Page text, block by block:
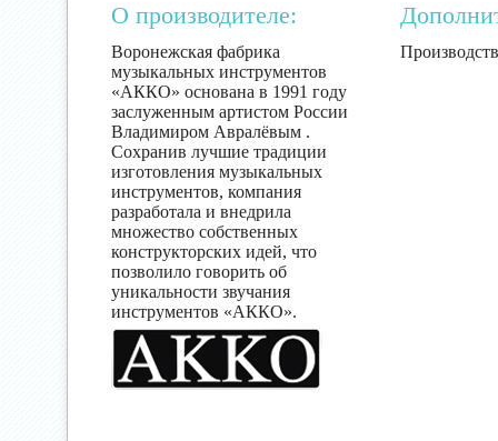
О производителе:
Воронежская фабрика
музыкальных инструментов
«АККО» основана в 1991 году
заслуженным артистом России
Владимиром Авралёвым .
Сохранив лучшие традиции
изготовления музыкальных
инструментов, компания
разработала и внедрила
множество собственных
конструкторских идей, что
позволило говорить об
уникальности звучания
инструментов «АККО».